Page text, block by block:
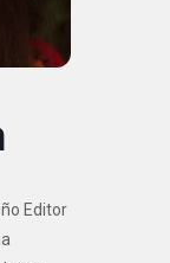
Editor